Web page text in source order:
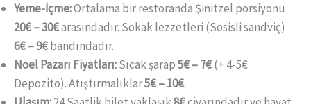
Yeme-İçme:Ortalama bir restoranda Şinitzel porsiyonu
20€ – 30€arasındadır. Sokak lezzetleri (Sosisli sandviç)
6€ – 9€bandındadır.
Noel Pazarı Fiyatları:Sıcak şarap5€ – 7€(+ 4-5€
Depozito). Atıştırmalıklar5€ – 10€.